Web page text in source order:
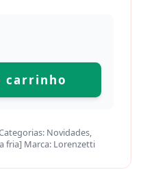
carrinho
Novidades,
fria] Marca: Lorenzetti